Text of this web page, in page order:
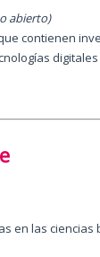
abierto)
contienen
en las ciencias